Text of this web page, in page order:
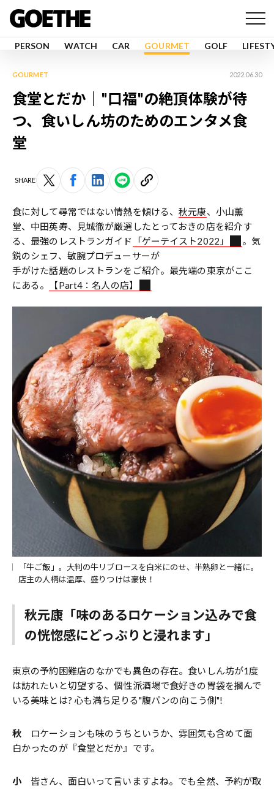
PERSON WATCH CAR GOURMET GOLF
GOURMET 2022.06.30
食堂とだか｜"口福"の絶頂体験が待
つ、食いしん坊のためのエンタメ食
堂
SHARE
食に対して尋常ではない情熱を傾ける、秋元康、小山薫
堂、中田英寿、見城徹が厳選したとっておきの店を紹介す
る、最強のレストランガイド
「ゲーテイスト2022」
。気
鋭のシェフ、敏腕プロデューサーが
手がけた話題のレストランをご紹介。最先端の東京がここ
にある。
【Part4：名人の店】
「牛ご飯」。大判の牛リブロースを白米にのせ、半熟卵と一緒に。
店主の人柄は温厚、盛りつけは豪快！
秋元康「味のあるロケーション込みで食
の恍惚感にどっぷりと浸れます」
東京の予約困難店のなかでも異色の存在。食いしん坊が1度
は訪れたいと切望する、個性派酒場で食好きの胃袋を摑んで
いる美味とは? 心も満ち足りる"腹パンの向こう側"!
秋 ロケーションも味のうちというか、雰囲気も含めて面
白かったのが『食堂とだか』です。
小 皆さん、面白いって言いますよね。でも全然、予約が取